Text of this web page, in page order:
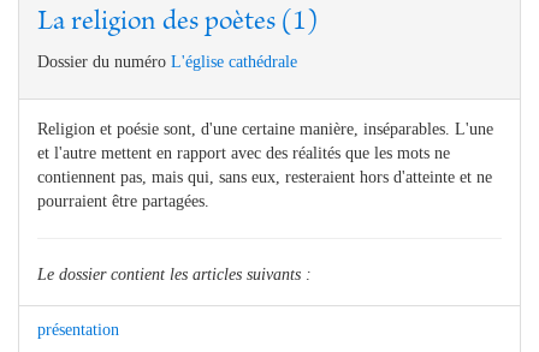
La religion des poètes (1)
Dossier du numéro L'église cathédrale
Religion et poésie sont, d'une certaine manière, inséparables. L'une
et l'autre mettent en rapport avec des réalités que les mots ne
contiennent pas, mais qui, sans eux, resteraient hors d'atteinte et ne
pourraient être partagées.
Le dossier contient les articles suivants :
présentation